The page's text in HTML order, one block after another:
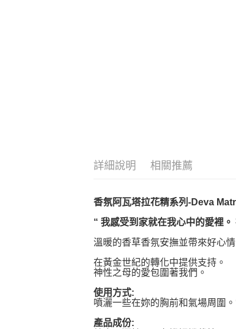
詳細說明 相關推薦
香氛阿瓦塔拉花精系列-Deva
“ 我感受到家就在我心中的愛裡
溫暖的香草香氛安撫並帶來好心情
在黃金世紀的轉化中提供支持。
神性之母的愛包圍著我們。
使用方式:
噴灑一些在妳的胸前和氣場周圍
產品成份: